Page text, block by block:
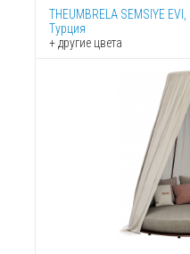
THEUMBRELA SEMSIYE EVI,
Турция
+ другие цвета